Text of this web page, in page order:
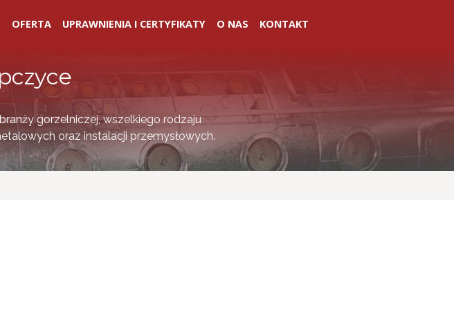
OFERTA UPRAWNIENIA I CERTYFIKATY O NAS KONTAKT
gorzelniczej, wszelkiego rodzaju
oraz instalacji przemysłowych.